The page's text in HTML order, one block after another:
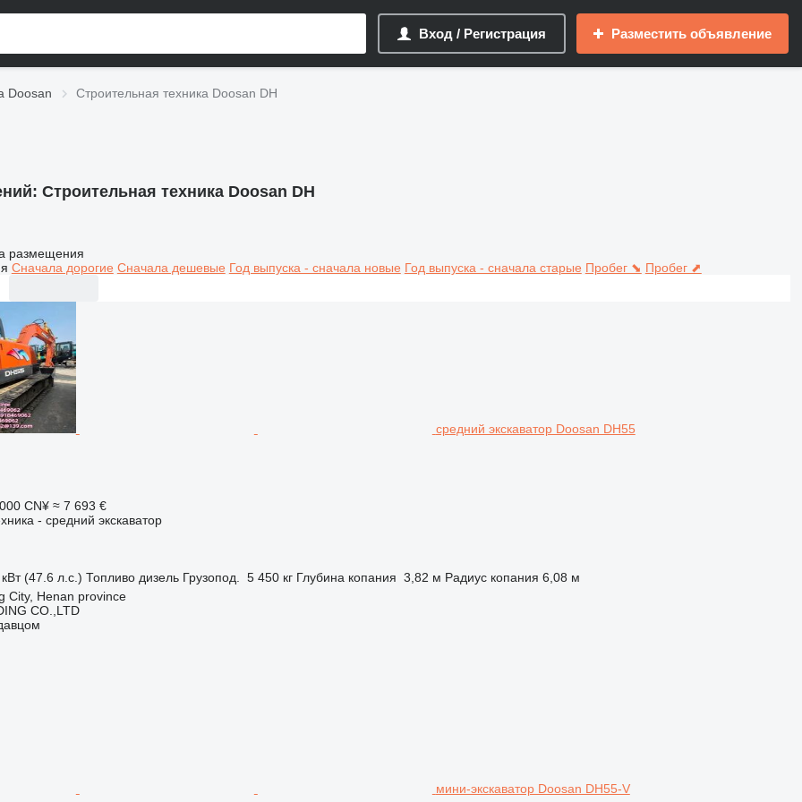
Вход / Регистрация Разместить объявление
Doosan Строительная техника Doosan DH
Строительная техника Doosan DH
размещения
Сначала дорогие Сначала дешевые Год выпуска - сначала новые Год выпуска - сначала старые Пробег ⬊ Пробег ⬈
средний экскаватор Doosan DH55
CN¥ ≈ 7 693 €
- средний экскаватор
(47.6 л.с.) Топливо дизель Грузопод. 5 450 кг Глубина копания 3,82 м Радиус копания 6,08 м
City, Henan province
CO.,LTD
мини-экскаватор Doosan DH55-V